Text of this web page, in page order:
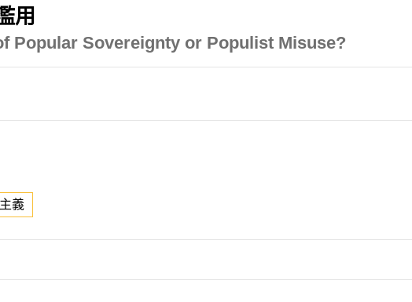
用
Popular Sovereignty or Populist Misuse?
義